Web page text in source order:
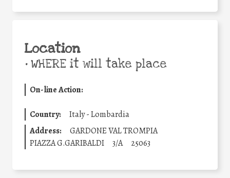
Location
•WHERE it will take place
On-line Action:
Country:
Italy - Lombardia
Address:
GARDONE VAL TROMPIA
PIAZZA G.GARIBALDI
3/A 25063